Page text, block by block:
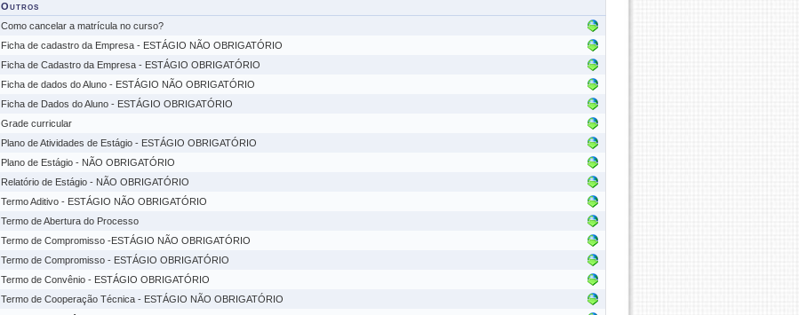
Outros
Como cancelar a matrícula no curso?
Ficha de cadastro da Empresa - ESTÁGIO NÃO OBRIGATÓRIO
Ficha de Cadastro da Empresa - ESTÁGIO OBRIGATÓRIO
Ficha de dados do Aluno - ESTÁGIO NÃO OBRIGATÓRIO
Ficha de Dados do Aluno - ESTÁGIO OBRIGATÓRIO
Grade curricular
Plano de Atividades de Estágio - ESTÁGIO OBRIGATÓRIO
Plano de Estágio - NÃO OBRIGATÓRIO
Relatório de Estágio - NÃO OBRIGATÓRIO
Termo Aditivo - ESTÁGIO NÃO OBRIGATÓRIO
Termo de Abertura do Processo
Termo de Compromisso -ESTÁGIO NÃO OBRIGATÓRIO
Termo de Compromisso - ESTÁGIO OBRIGATÓRIO
Termo de Convênio - ESTÁGIO OBRIGATÓRIO
Termo de Cooperação Técnica - ESTÁGIO NÃO OBRIGATÓRIO